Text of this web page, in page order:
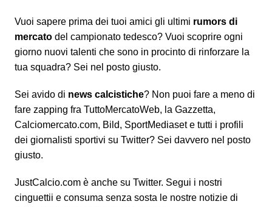
Vuoi sapere prima dei tuoi amici gli ultimi rumors di
mercatodel campionato tedesco? Vuoi scoprire ogni
giorno nuovi talenti che sono in procinto di rinforzare la
tua squadra? Sei nel posto giusto.
Sei avido di news calcistiche? Non puoi fare a meno di
fare zapping fra TuttoMercatoWeb, la Gazzetta,
Calciomercato.com, Bild, SportMediaset e tutti i profili
dei giornalisti sportivi su Twitter? Sei davvero nel posto
giusto.
JustCalcio.com è anche su Twitter. Segui i nostri
cinguettii e consuma senza sosta le nostre notizie di